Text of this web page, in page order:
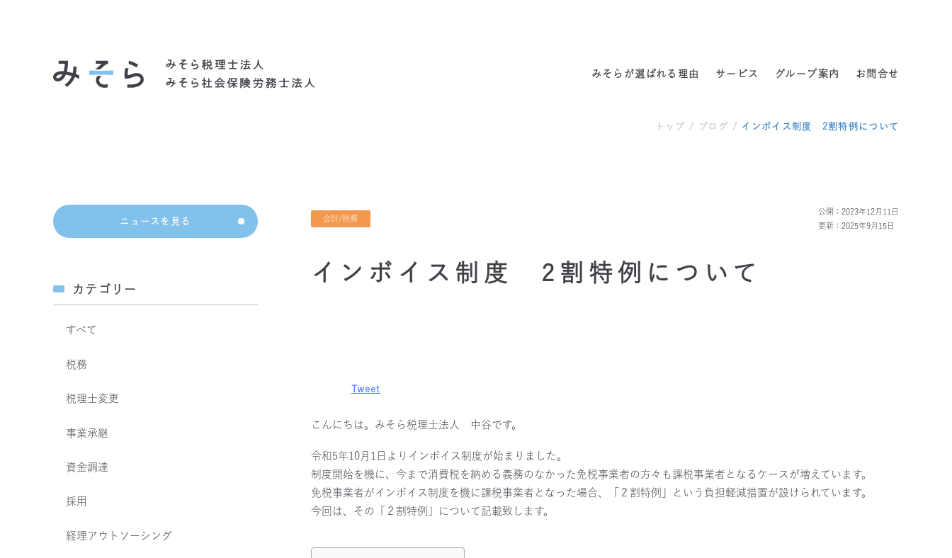
みそらが選ばれる理由 サービス グループ案内 お問合せ
お客様の声 よくある質問
アクセス
トップ / ブログ / インボイス制度 2割特例について
ニュースを見る
カテゴリー
すべて
税務
税理士変更
事業承継
資金調達
採用
経理アウトソーシング
会計/税務
公開：2023年12月11日
更新：2025年9月15日
インボイス制度 2割特例について
Tweet
こんにちは。みそら税理士法人 中谷です。
令和5年10月1日よりインボイス制度が始まりました。
制度開始を機に、今まで消費税を納める義務のなかった免税事業者の方々も課税事業者となるケースが増えています。
免税事業者がインボイス制度を機に課税事業者となった場合、「２割特例」という負担軽減措置が設けられています。
今回は、その「２割特例」について記載致します。